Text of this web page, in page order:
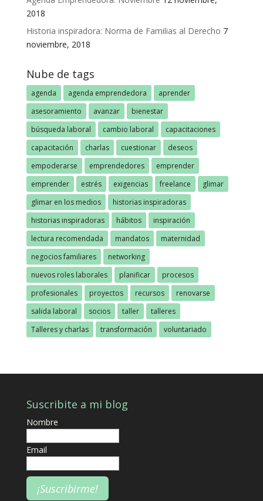
2018
Historia inspiradora: Norma de Familias al Derecho 7
noviembre, 2018
Nube de tags
agenda agenda emprendedora
aprender
asesoramiento
avanzar
bienestar
búsqueda laboral
cambio laboral
capacitaciones
capacitación
charlas cuestionar
deseos
empoderarse
emprendedores
emprender
emprender
estrés exigencias freelance
glimar
glimar en los medios
historias inspiradoras
historias inspiradoras
hábitos
inspiración
lectura recomendada
mandatos
maternidad
negocios familiares
networking
nuevos roles laborales
planificar
procesos
profesionales
proyectos recursos
renovarse
salida laboral
socios taller
talleres
Talleres y charlas
transformación voluntariado
Suscribite a mi blog
Nombre
Email